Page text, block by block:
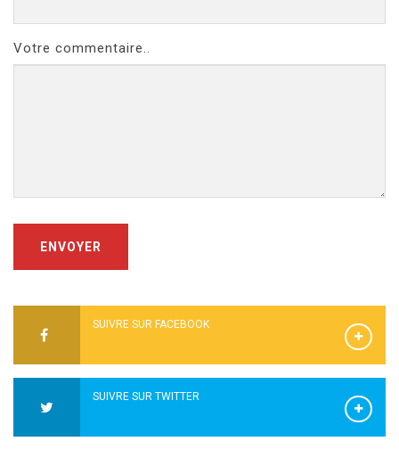
Votre commentaire..
ENVOYER
SUIVRE SUR FACEBOOK
SUIVRE SUR TWITTER